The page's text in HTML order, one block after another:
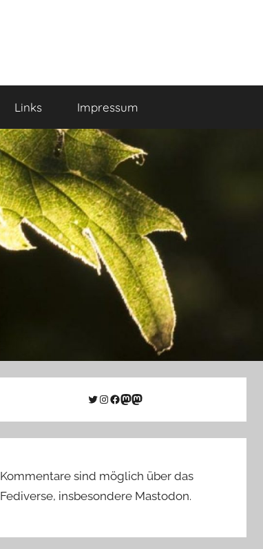
Links Impressum
Twitter
Instagram
Facebook
Link zu Mastodon
Mastodon
Kommentare sind möglich über das
Fediverse, insbesondere Mastodon.